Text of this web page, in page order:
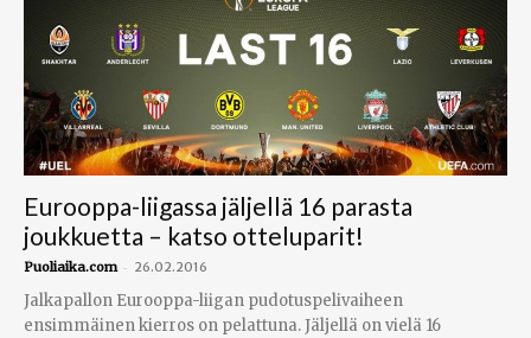
Eurooppa-liigassa jäljellä 16 parasta
joukkuetta – katso otteluparit!
Puoliaika.com - 26.02.2016
Jalkapallon Eurooppa-liigan pudotuspelivaiheen
ensimmäinen kierros on pelattuna. Jäljellä on vielä 16